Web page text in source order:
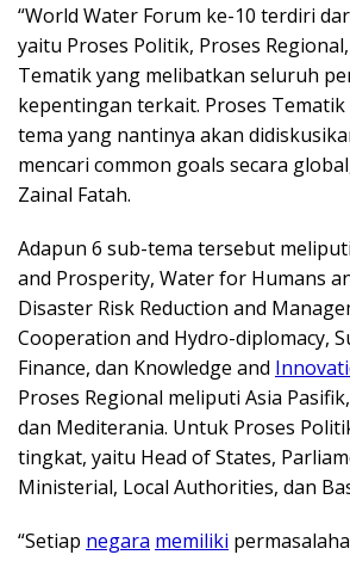
“World Water Forum ke-10 terdiri
yaitu Proses Politik, Proses
Tematik yang melibatkan seluruh
kepentingan terkait. Proses
tema yang nantinya akan
mencari common goals secara
Zainal Fatah.
Adapun 6 sub-tema tersebut
and Prosperity, Water for Humans
Disaster Risk Reduction and
Cooperation and Hydro-diplomacy,
Finance, dan Knowledge and
Proses Regional meliputi Asia
dan Mediterania. Untuk Proses
tingkat, yaitu Head of States,
Ministerial, Local Authorities, dan
“Setiap negara memiliki